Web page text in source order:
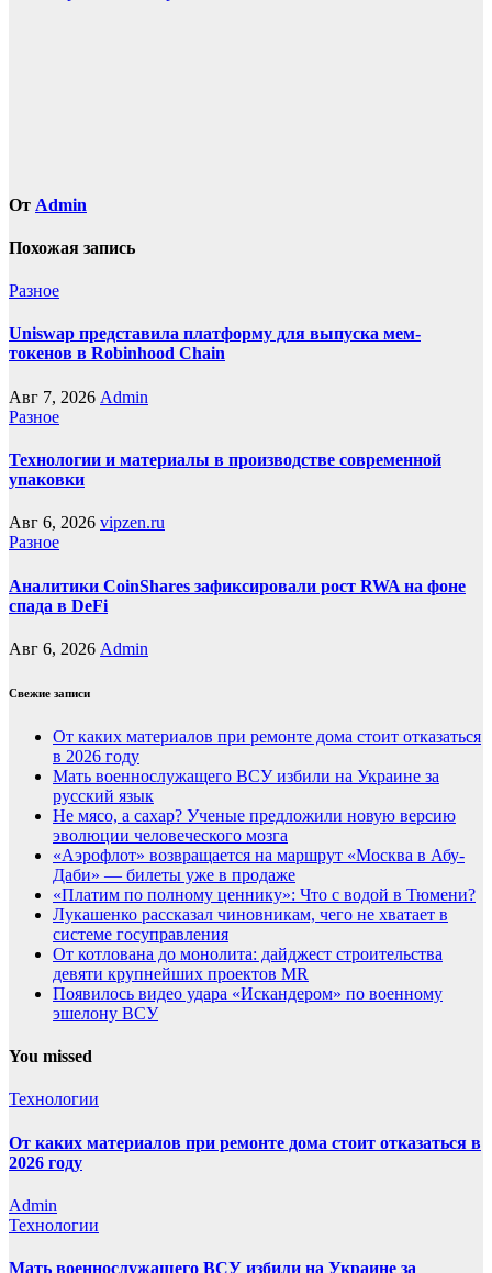
От Admin
Похожая запись
Разное
Uniswap представила платформу для выпуска мем-
токенов в Robinhood Chain
Авг 7, 2026 Admin
Разное
Технологии и материалы в производстве современной
упаковки
Авг 6, 2026 vipzen.ru
Разное
Аналитики CoinShares зафиксировали рост RWA на фоне
спада в DeFi
Авг 6, 2026 Admin
Свежие записи
От каких материалов при ремонте дома стоит отказаться
в 2026 году
Мать военнослужащего ВСУ избили на Украине за
русский язык
Не мясо, а сахар? Ученые предложили новую версию
эволюции человеческого мозга
«Аэрофлот» возвращается на маршрут «Москва в Абу-
Даби» — билеты уже в продаже
«Платим по полному ценнику»: Что с водой в Тюмени?
Лукашенко рассказал чиновникам, чего не хватает в
системе госуправления
От котлована до монолита: дайджест строительства
девяти крупнейших проектов MR
Появилось видео удара «Искандером» по военному
эшелону ВСУ
You missed
Технологии
От каких материалов при ремонте дома стоит отказаться в
2026 году
Admin
Технологии
Мать военнослужащего ВСУ избили на Украине за